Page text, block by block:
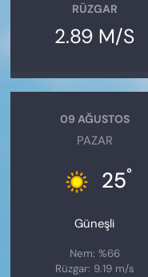
RÜZGAR
2.89 M/S
09 AĞUSTOS
PAZAR
25°
Güneşli
Nem: %66
Rüzgar: 9.19 m/s